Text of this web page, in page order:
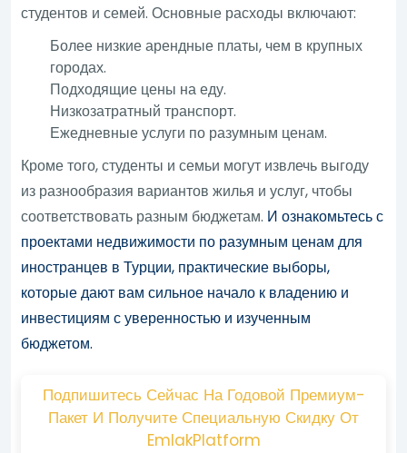
студентов и семей. Основные расходы включают:
Более низкие арендные платы, чем в крупных
городах.
Подходящие цены на еду.
Низкозатратный транспорт.
Ежедневные услуги по разумным ценам.
Кроме того, студенты и семьи могут извлечь выгоду
из разнообразия вариантов жилья и услуг, чтобы
соответствовать разным бюджетам. И ознакомьтесь с
проектами недвижимости по разумным ценам для
иностранцев в Турции, практические выборы,
которые дают вам сильное начало к владению и
инвестициям с уверенностью и изученным
бюджетом.
Подпишитесь Сейчас На Годовой Премиум-
Пакет И Получите Специальную Скидку От
EmlakPlatform